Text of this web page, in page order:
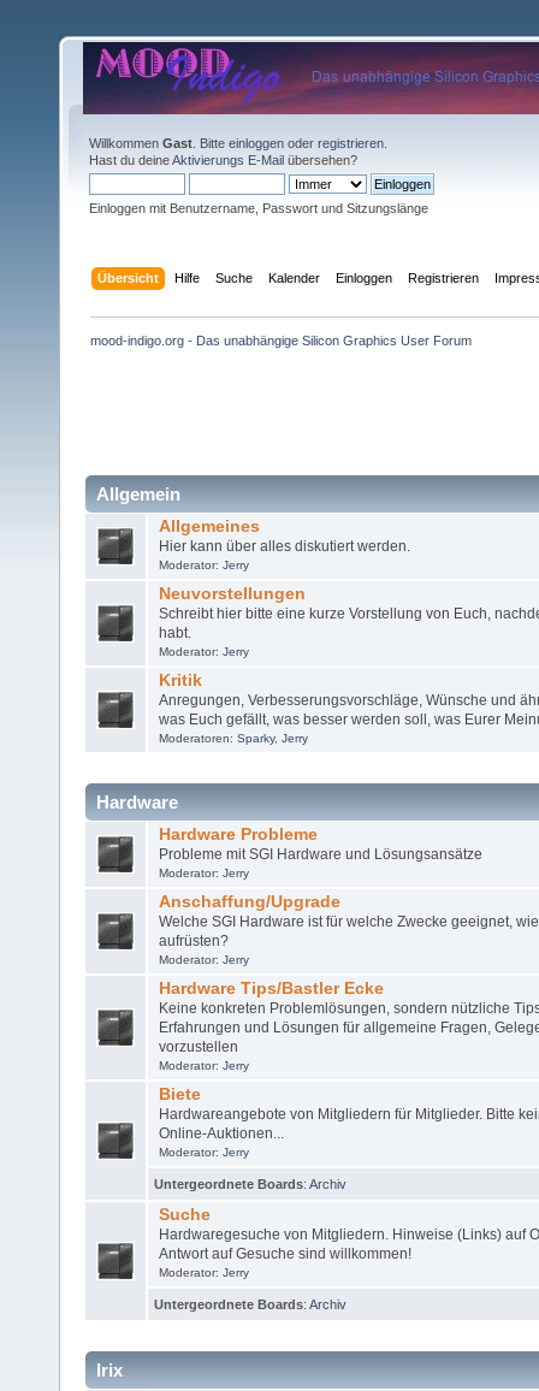
Willkommen Gast . Bitte einloggen oder registrieren
Hast du deineAktivierungs E-Mail übersehen?
Einloggen mit Benutzername, Passwort und Sitzungslänge
Übersicht Hilfe Suche Kalender Einloggen Registrieren
mood-indigo.org - Das unabhängige Silicon Graphics User Forum
Allgemein
Allgemeines
Hier kann über alles diskutiert werden.
Moderator: Jerry
Neuvorstellungen
Schreibt hier bitte eine kurze Vorstellung von Euch,
habt.
Moderator: Jerry
Kritik
Anregungen, Verbesserungsvorschläge, Wünsche und
was Euch gefällt, was besser werden soll, was Eurer
Moderatoren: Sparky, Jerry
Hardware
Hardware Probleme
Probleme mit SGI Hardware und Lösungsansätze
Moderator: Jerry
Anschaffung/Upgrade
Welche SGI Hardware ist für welche Zwecke geeignet,
aufrüsten?
Moderator: Jerry
Hardware Tips/Bastler Ecke
Keine konkreten Problemlösungen, sondern nützliche
Erfahrungen und Lösungen für allgemeine Fragen,
vorzustellen
Moderator: Jerry
Biete
Hardwareangebote von Mitgliedern für Mitglieder. Bitte
Online-Auktionen...
Moderator: Jerry
Untergeordnete Boards: Archiv
Suche
Hardwaregesuche von Mitgliedern. Hinweise (Links) auf
Antwort auf Gesuche sind willkommen!
Moderator: Jerry
Untergeordnete Boards: Archiv
Irix